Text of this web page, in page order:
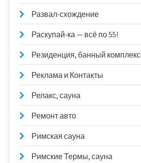
Развал-схождение
Раскупай-ка — всё по 55!
Резиденция, банный комплекс
Реклама и Контакты
Релакс, сауна
Ремонт авто
Римская сауна
Римские Термы, сауна